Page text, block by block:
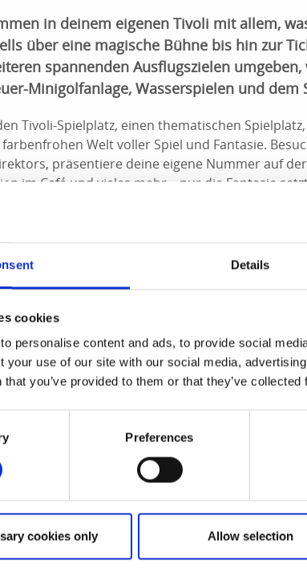
Details
cookies
personalise content and ads, to provide social
your use of our site with our social media,
that you’ve provided to them or that they’ve
Preferences
cookies only Allow selection
in deinem eigenen Tivoli mit allem,
über eine magische Bühne bis hin zur
spannenden Ausflugszielen
Minigolfanlage, Wasserspielen und dem
Tivoli-Spielplatz, einen thematischen
Welt voller Spiel und Fantasie.
präsentiere deine eigene Nummer auf
im Café und vieles mehr – nur die Fantasie
Bühne, offen für alle, die auftreten
Kaffeetasse
mit Pferden und Elefanten
um den Besuch festzuhalten
mit drei Plätzen, darunter eine
mit Spieltischen
Spielplatz findest du im Stadtpark von